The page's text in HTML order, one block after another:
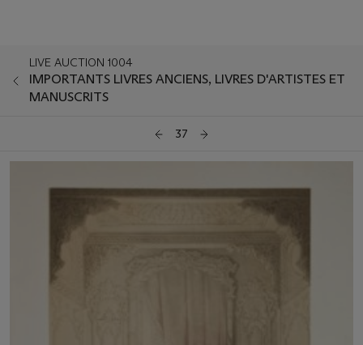
LIVE AUCTION 1004
IMPORTANTS LIVRES ANCIENS, LIVRES D'ARTISTES ET
MANUSCRITS
37